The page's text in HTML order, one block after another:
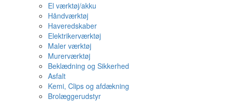
El værktøj/akku
Håndværktøj
Haveredskaber
Elektrikerværktøj
Maler værktøj
Murerværktøj
Beklædning og Sikkerhed
Asfalt
Kemi, Clips og afdækning
Brolæggerudstyr